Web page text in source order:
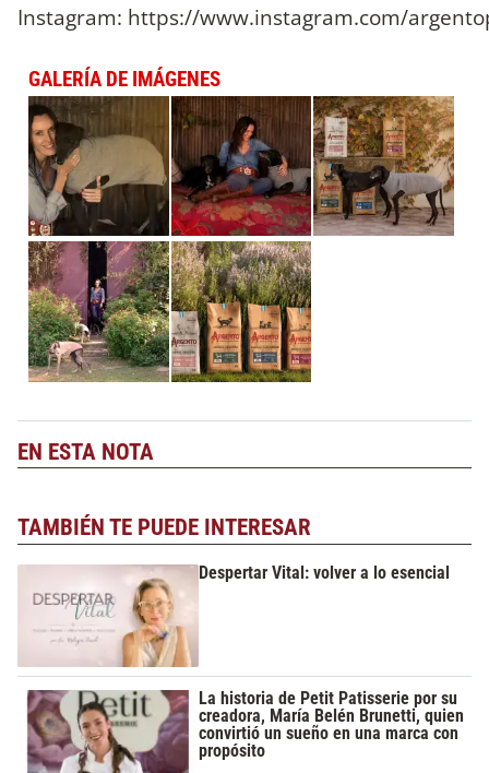
Instagram: https://www.instagram.com/
GALERÍA DE IMÁGENES
EN ESTA NOTA
TAMBIÉN TE PUEDE INTERESAR
Despertar Vital: volver a lo esencial
La historia de Petit Patisserie por su
creadora, María Belén Brunetti, quien
convirtió un sueño en una marca con
propósito